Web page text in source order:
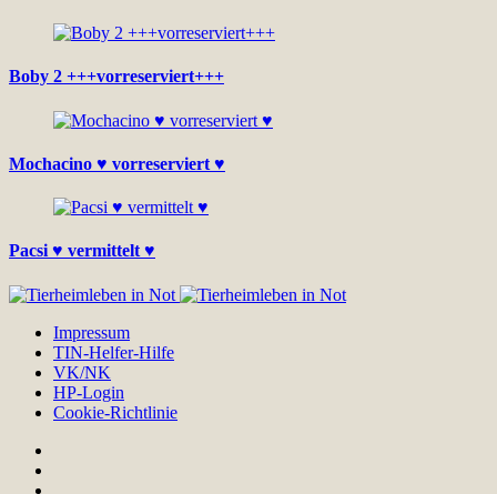
Boby 2 +++vorreserviert+++
Mochacino ♥ vorreserviert ♥
Pacsi ♥ vermittelt ♥
Impressum
TIN-Helfer-Hilfe
VK/NK
HP-Login
Cookie-Richtlinie